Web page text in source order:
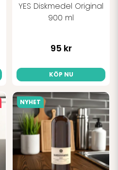
YES Diskmedel Original
900 ml
95 kr
KÖP NU
NYHET